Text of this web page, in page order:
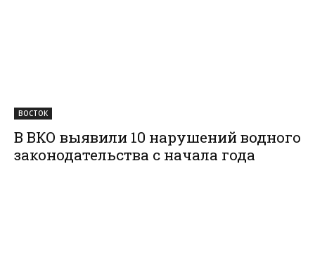
ВОСТОК
В ВКО выявили 10 нарушений водного
законодательства с начала года